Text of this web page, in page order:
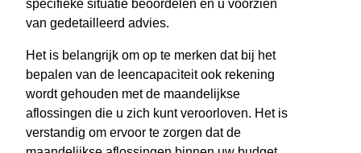
specifieke situatie beoordelen en u voorzien
van gedetailleerd advies.
Het is belangrijk om op te merken dat bij het
bepalen van de leencapaciteit ook rekening
wordt gehouden met de maandelijkse
aflossingen die u zich kunt veroorloven. Het is
verstandig om ervoor te zorgen dat de